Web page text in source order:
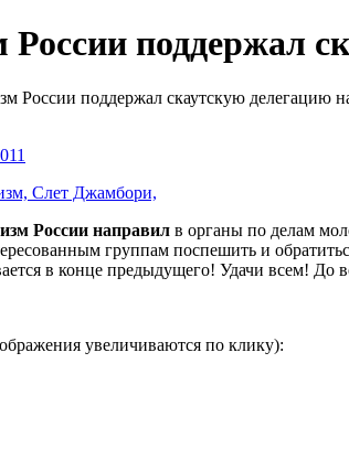
поддержал
России поддержал скаутскую делегацию
Слет Джамбори,
России направил в органы по делам
группам поспешить и
в конце предыдущего! Удачи всем! До
увеличиваются по клику):